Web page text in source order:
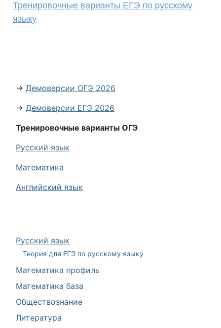
Русский язык
Теория для ЕГЭ по русскому языку
Математика профиль
Математика база
Обществознание
Литература
Тренировочные варианты ЕГЭ по русскому
языку
→ Демоверсии ОГЭ 2026
→ Демоверсии ЕГЭ 2026
Тренировочные варианты ОГЭ
Русский язык
Математика
Английский язык